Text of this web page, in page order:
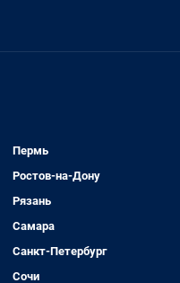
Пермь
Ростов-на-Дону
Рязань
Самара
Санкт-Петербург
Сочи